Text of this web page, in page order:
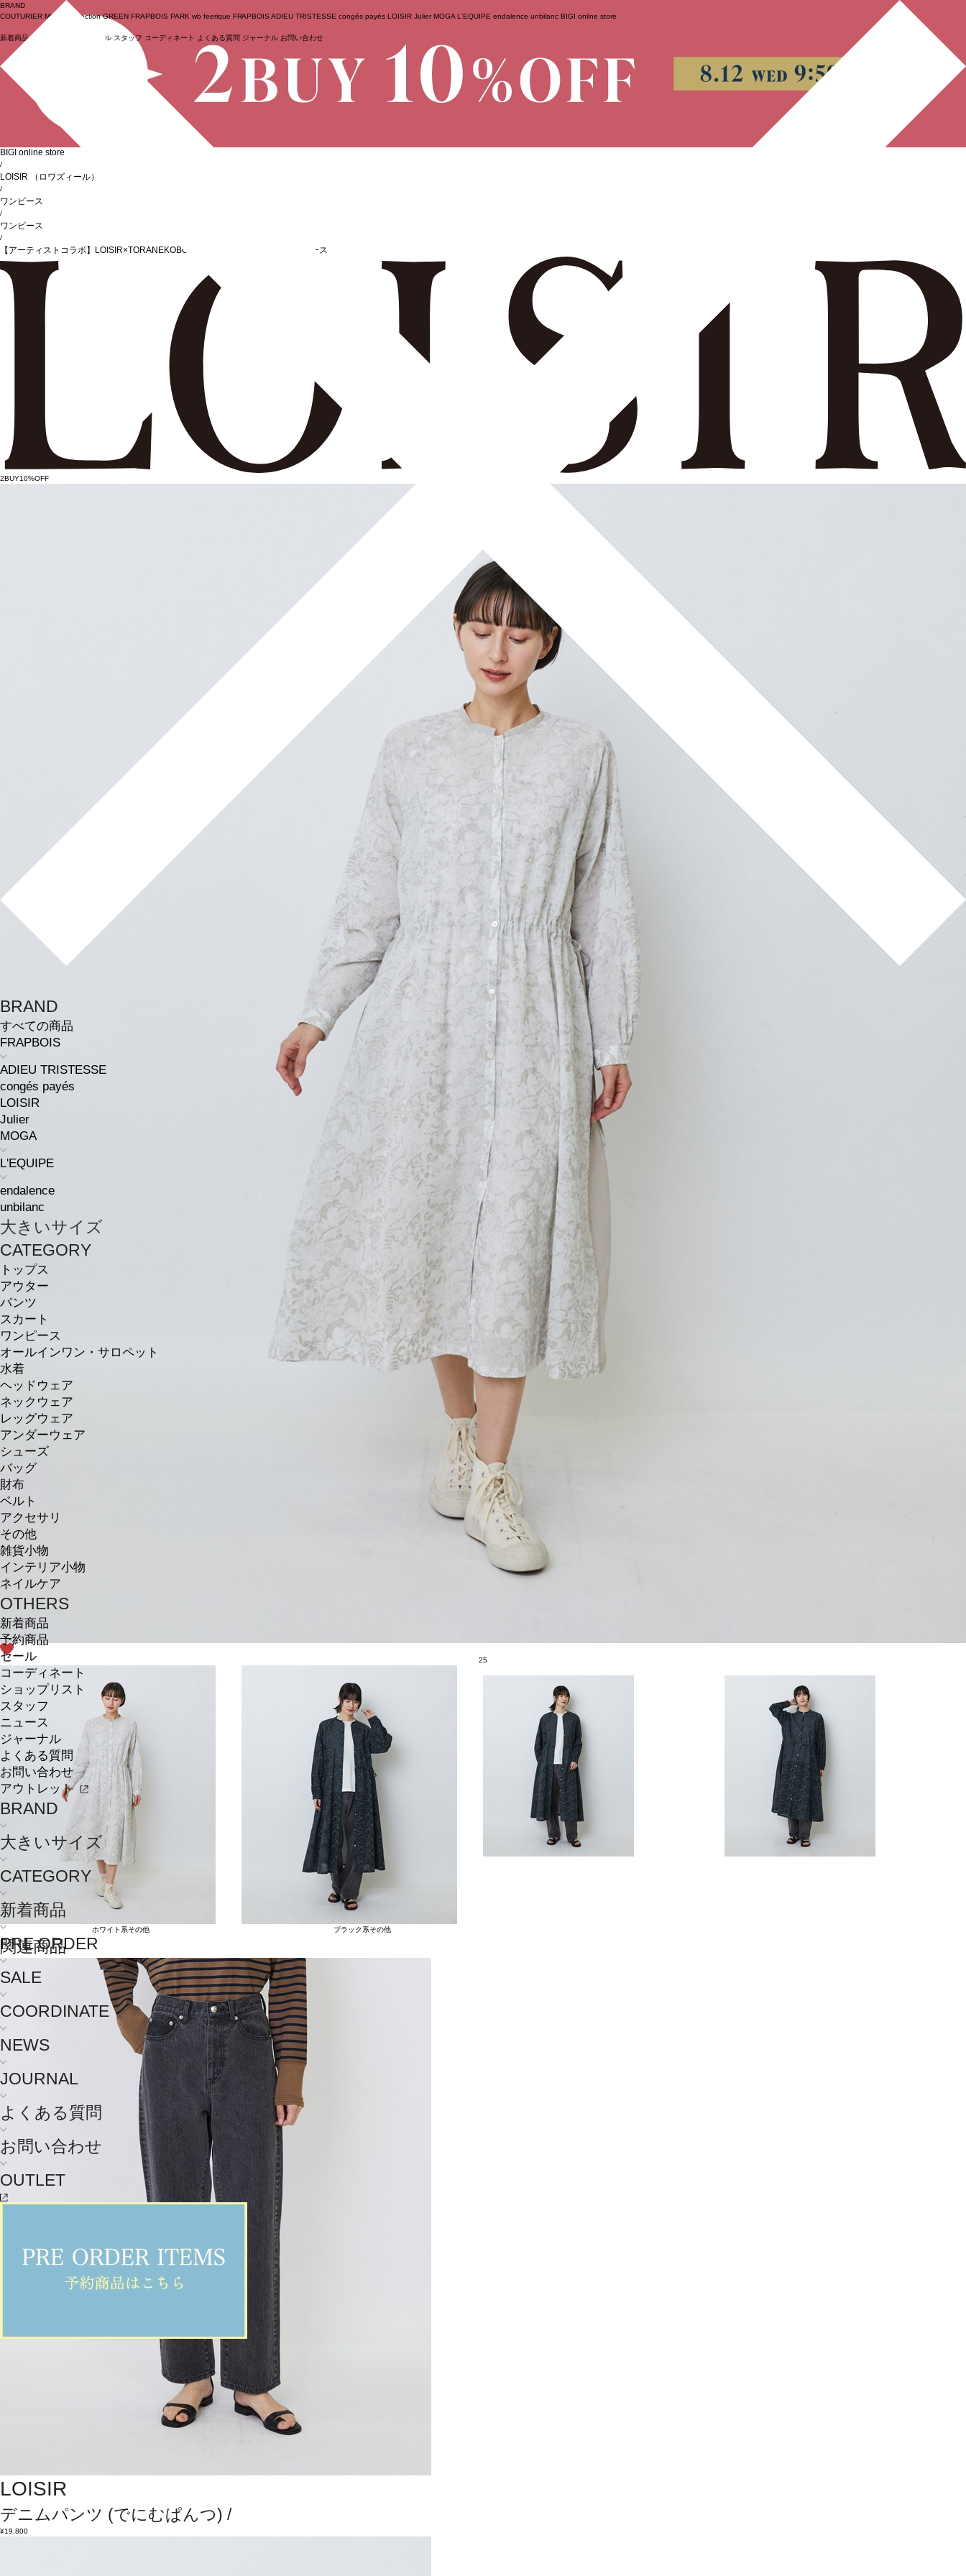
ログイン
BRAND
COUTURIER MOGA Collection GREEN FRAPBOIS PARK wb feerique FRAPBOIS ADIEU TRISTESSE congés payés LOISIR Julier MOGA L'EQUIPE endalence unbilanc BIGI online store
新着商品 (ライブ) セール スタッフ コーディネート よくある質問 ジャーナル お問い合わせ
BRAND
すべての商品
FRAPBOIS
ADIEU TRISTESSE
congés payés
LOISIR
Julier
MOGA
L'EQUIPE
endalence
unbilanc
大きいサイズ
CATEGORY
トップス
アウター
パンツ
スカート
ワンピース
オールインワン・サロペット
水着
ヘッドウェア
ネックウェア
レッグウェア
アンダーウェア
シューズ
バッグ
財布
ベルト
アクセサリ
その他
雑貨小物
インテリア小物
ネイルケア
OTHERS
新着商品
予約商品
セール
コーディネート
ショップリスト
スタッフ
ニュース
ジャーナル
よくある質問
お問い合わせ
アウトレット
BRAND
大きいサイズ
CATEGORY
新着商品
PRE ORDER
SALE
COORDINATE
NEWS
JOURNAL
よくある質問
お問い合わせ
OUTLET
BIGI online store
/
LOISIR （ロワズィール）
/
ワンピース
/
ワンピース
/
【アーティストコラボ】LOISIR×TORANEKOBONBON エンブロイダリーワンピース
2BUY10%OFF
25
ホワイト系その他 ブラック系その他
関連商品
LOISIR
デニムパンツ (でにむぱんつ) /
¥19,800